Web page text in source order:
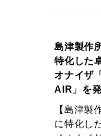
島津製作
特化した
オナイザ
AIR」を
【島津製
に特化し